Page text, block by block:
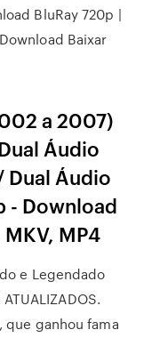
BluRay 720p |
Baixar
a 2007)
Áudio
Dual Áudio
- Download
MP4
e Legendado
que ganhou fama